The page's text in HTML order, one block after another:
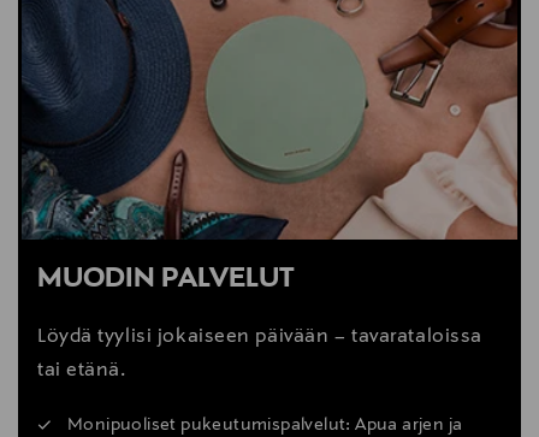
MUODIN PALVELUT
Löydä tyylisi jokaiseen päivään – tavarataloissa
tai etänä.
Monipuoliset pukeutumispalvelut: Apua arjen ja